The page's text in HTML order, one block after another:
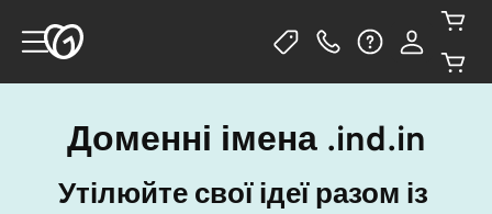
Доменні імена .ind.in
Утілюйте свої ідеї разом із